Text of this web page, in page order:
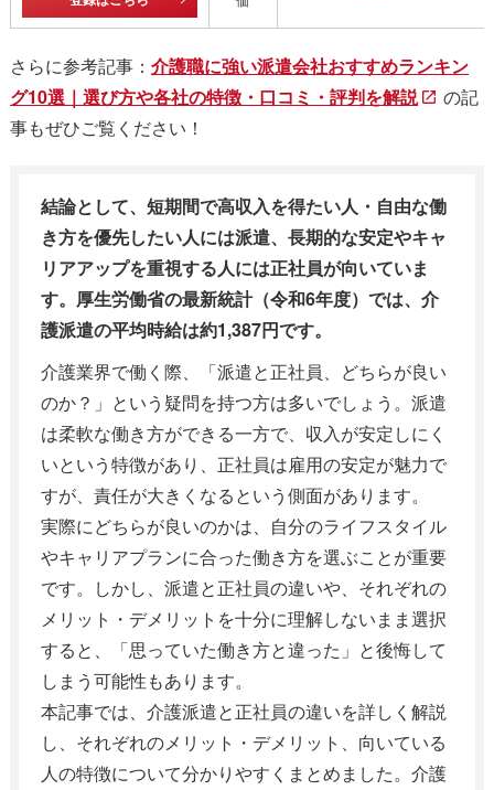
さらに参考記事： 介護職に強い派遣会社おすすめランキン
グ10選｜選び方や各社の特徴・口コミ・評判を解説
の記
事もぜひご覧ください！
結論として、短期間で高収入を得たい人・自由な働
き方を優先したい人には派遣、長期的な安定やキャ
リアアップを重視する人には正社員が向いていま
す。厚生労働省の最新統計（令和6年度）では、介
護派遣の平均時給は約1,387円です。
介護業界で働く際、「派遣と正社員、どちらが良い
のか？」という疑問を持つ方は多いでしょう。派遣
は柔軟な働き方ができる一方で、収入が安定しにく
いという特徴があり、正社員は雇用の安定が魅力で
すが、責任が大きくなるという側面があります。
実際にどちらが良いのかは、自分のライフスタイル
やキャリアプランに合った働き方を選ぶことが重要
です。しかし、派遣と正社員の違いや、それぞれの
メリット・デメリットを十分に理解しないまま選択
すると、「思っていた働き方と違った」と後悔して
しまう可能性もあります。
本記事では、介護派遣と正社員の違いを詳しく解説
し、それぞれのメリット・デメリット、向いている
人の特徴について分かりやすくまとめました。介護